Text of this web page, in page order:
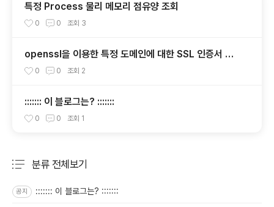
특정 Process 물리 메모리 점유양 조회
0 0 조회 3
openssl을 이용한 특정 도메인에 대한 SSL 인증서 만
료일자 확인
0 0 조회 2
::::::: 이 블로그는? :::::::
0 0 조회 1
분류 전체보기
공지 ::::::: 이 블로그는? :::::::